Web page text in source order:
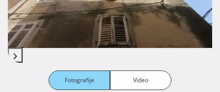
Fotografije Video